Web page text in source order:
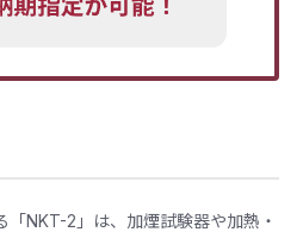
「NKT-2」は、加煙試験器や加熱・